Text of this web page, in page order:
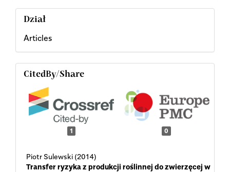
Dział
Articles
CitedBy/Share
1 0
Piotr Sulewski (2014)
Transfer ryzyka z produkcji roślinnej do zwierzęcej w